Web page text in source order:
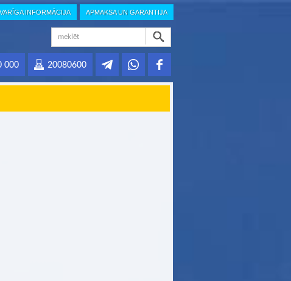
INFORMĀCIJA APMAKSA UN GARANTIJA
20080600
000